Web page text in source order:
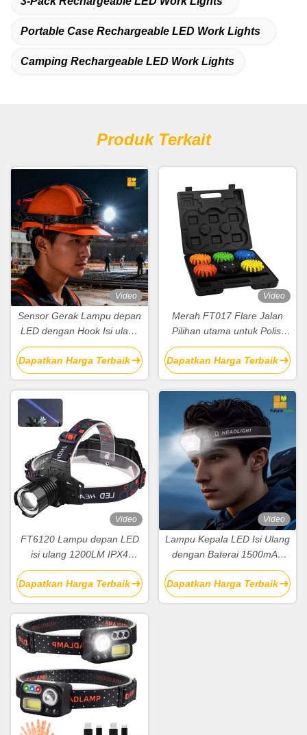
Portable Case Rechargeable LED Work Lights
Camping Rechargeable LED Work Lights
Produk Terkait
Video
Sensor Gerak Lampu depan
LED dengan Hook Isi ulang
Tipe C IPX4 untuk pekerjaan
luar ruangan
Dapatkan Harga Terbaik
Video
Merah FT017 Flare Jalan
Pilihan utama untuk Polisi
Pemadam Kebakaran EMT
dan Rescue Produk Dimensi
106.50 x 106.50 x 35 mm
Dapatkan Harga Terbaik
Video
FT6120 Lampu depan LED
isi ulang 1200LM IPX4
Lampu depan luar tahan air
Dapatkan Harga Terbaik
Video
Lampu Kepala LED Isi Ulang
dengan Baterai 1500mAh
800 Lumen Bahan ABS
untuk Aktivitas Luar
Ruangan
Dapatkan Harga Terbaik